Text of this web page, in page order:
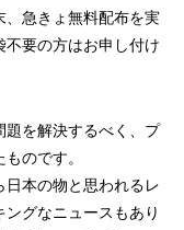
、急きょ無料配布を実
要の方はお申し付け
題を解決するべく、プ
のです。
本の物と思われるレ
グなニュースもあり